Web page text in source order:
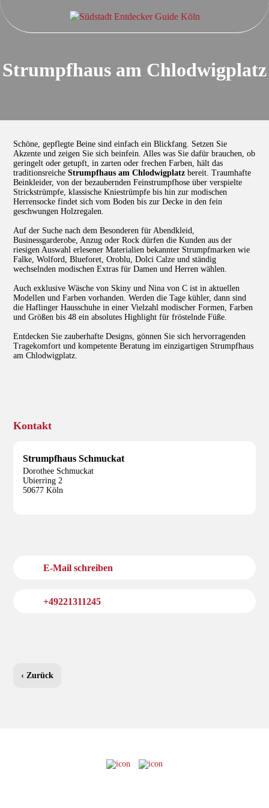
Strumpfhaus am Chlodwigplatz
Schöne, gepflegte Beine sind einfach ein Blickfang. Setzen Sie
Akzente und zeigen Sie sich beinfein. Alles was Sie dafür brauchen, ob
geringelt oder getupft, in zarten oder frechen Farben, hält das
traditionsreiche Strumpfhaus am Chlodwigplatz bereit. Traumhafte
Beinkleider, von der bezaubernden Feinstrumpfhose über verspielte
Strickstrümpfe, klassische Kniestrümpfe bis hin zur modischen
Herrensocke findet sich vom Boden bis zur Decke in den fein
geschwungen Holzregalen.
Auf der Suche nach dem Besonderen für Abendkleid,
Businessgarderobe, Anzug oder Rock dürfen die Kunden aus der
riesigen Auswahl erlesener Materialien bekannter Strumpfmarken wie
Falke, Wolford, Blueforet, Oroblu, Dolci Calze und ständig
wechselnden modischen Extras für Damen und Herren wählen.
Auch exklusive Wäsche von Skiny und Nina von C ist in aktuellen
Modellen und Farben vorhanden. Werden die Tage kühler, dann sind
die Haflinger Hausschuhe in einer Vielzahl modischer Formen, Farben
und Größen bis 48 ein absolutes Highlight für fröstelnde Füße.
Entdecken Sie zauberhafte Designs, gönnen Sie sich hervorragenden
Tragekomfort und kompetente Beratung im einzigartigen Strumpfhaus
am Chlodwigplatz.
Kontakt
Strumpfhaus Schmuckat
Dorothee Schmuckat
Ubierring 2
50677 Köln
E-Mail schreiben
+49221311245
‹ Zurück